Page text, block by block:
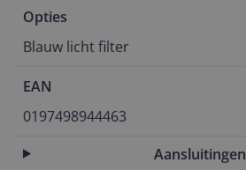
Opties
Blauw licht filter
EAN
0197498944463
Aansluitingen